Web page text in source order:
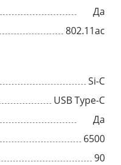
Да
802.11ac
Si-C
USB Type-C
Да
6500
90